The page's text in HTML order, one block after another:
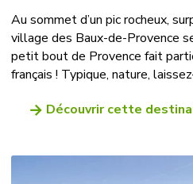
Au sommet d’un pic rocheux,
village des Baux-de-Provence
petit bout de Provence fait
français ! Typique, nature,
Découvrir cette